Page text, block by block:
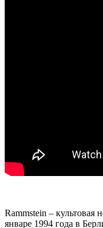
Rammstein – культовая
январе 1994 года в